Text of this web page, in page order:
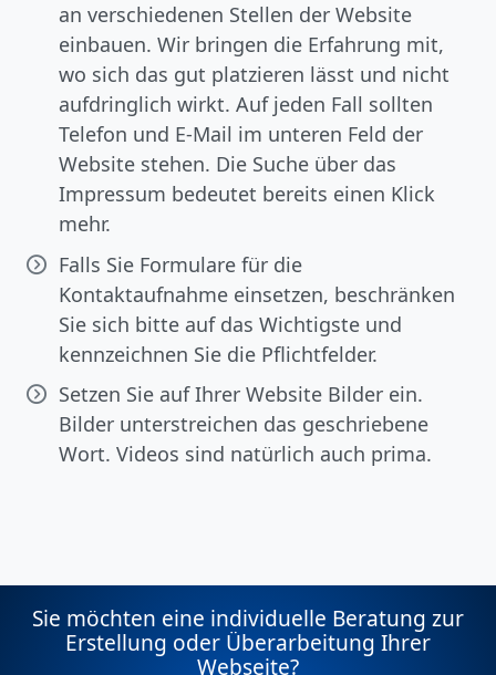
an verschiedenen Stellen der Website
einbauen. Wir bringen die Erfahrung mit,
wo sich das gut platzieren lässt und nicht
aufdringlich wirkt. Auf jeden Fall sollten
Telefon und E-Mail im unteren Feld der
Website stehen. Die Suche über das
Impressum bedeutet bereits einen Klick
mehr.
Falls Sie Formulare für die
Kontaktaufnahme einsetzen, beschränken
Sie sich bitte auf das Wichtigste und
kennzeichnen Sie die Pflichtfelder.
Setzen Sie auf Ihrer Website Bilder ein.
Bilder unterstreichen das geschriebene
Wort. Videos sind natürlich auch prima.
Sie möchten eine individuelle Beratung zur
Erstellung oder Überarbeitung Ihrer
Webseite?